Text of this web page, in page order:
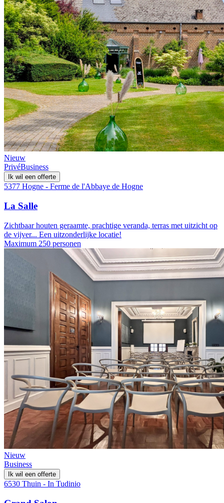
Nieuw
PrivéBusiness
Ik wil een offerte
5377 Hogne - Ferme de l'Abbaye de Hogne
La Salle
Zichtbaar houten geraamte, prachtige veranda, terras met uitzicht op
de vijver... Een uitzonderlijke locatie!
Maximum 250 personen
Nieuw
Business
Ik wil een offerte
6530 Thuin - In Tudinio